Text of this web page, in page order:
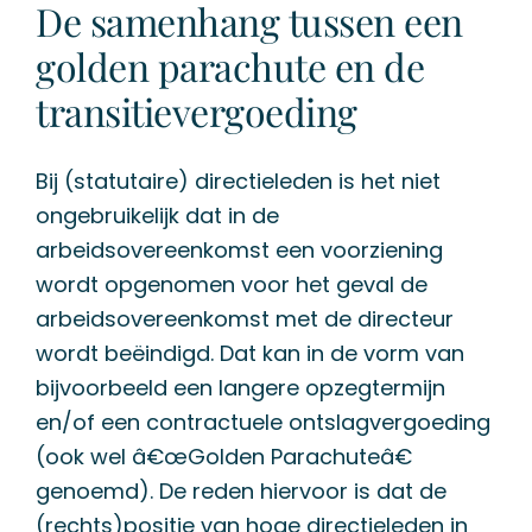
De samenhang tussen een
golden parachute en de
transitievergoeding
Bij (statutaire) directieleden is het niet
ongebruikelijk dat in de
arbeidsovereenkomst een voorziening
wordt opgenomen voor het geval de
arbeidsovereenkomst met de directeur
wordt beëindigd. Dat kan in de vorm van
bijvoorbeeld een langere opzegtermijn
en/of een contractuele ontslagvergoeding
(ook wel â€œGolden Parachuteâ€
genoemd). De reden hiervoor is dat de
(rechts)positie van hoge directieleden in